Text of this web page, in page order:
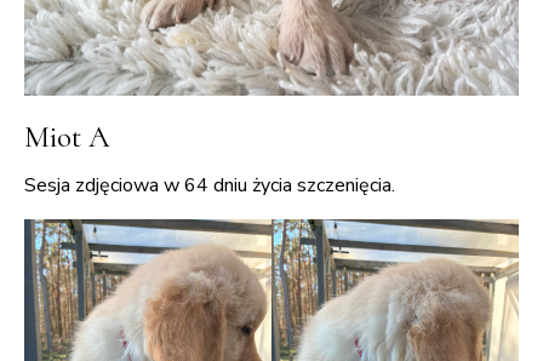
Miot A
Sesja zdjęciowa w 64 dniu życia szczenięcia.